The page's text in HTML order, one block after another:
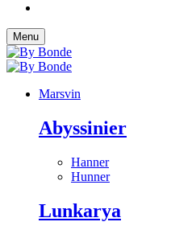
Menu
Marsvin
Abyssinier
Hanner
Hunner
Lunkarya